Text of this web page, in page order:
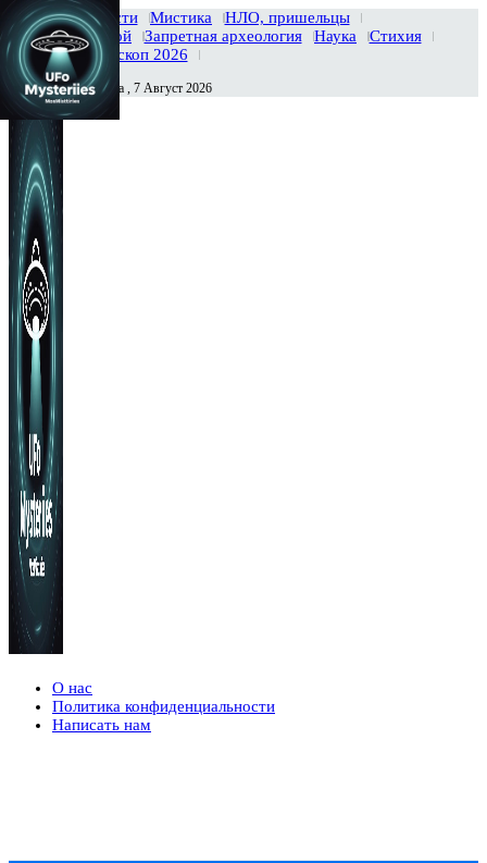
Главная Новости Мистика
НЛО, пришельцы
Тайны вселенной
Запретная археология Наука
Стихия
История
Гороскоп 2026
Сегодня Пятница , 7 Август 2026
О нас
Политика конфиденциальности
Написать нам